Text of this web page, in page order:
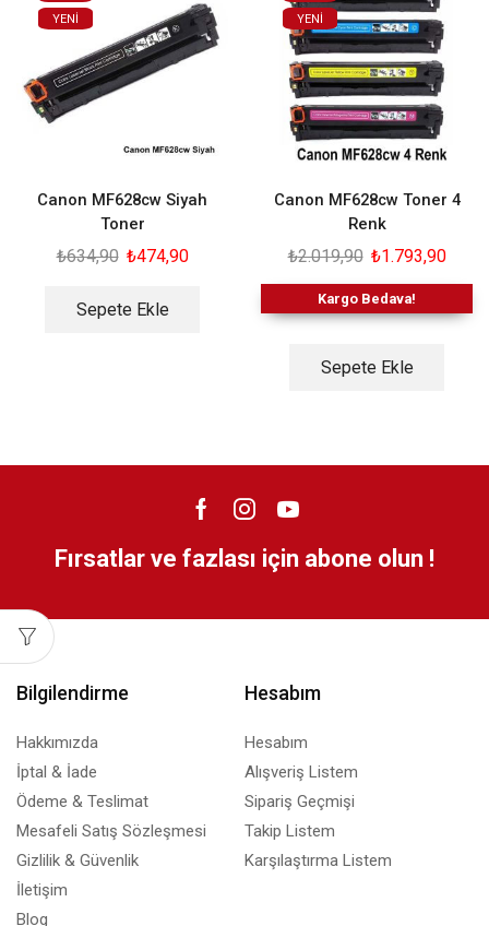
YENI
Canon MF628cw Siyah
Toner
₺634,90 ₺474,90
Sepete Ekle
YENI
Canon MF628cw Toner 4
Renk
₺2.019,90 ₺1.793,90
Kargo Bedava!
Sepete Ekle
Fırsatlar ve fazlası için abone olun !
Bilgilendirme
Hakkımızda
İptal & İade
Ödeme & Teslimat
Mesafeli Satış Sözleşmesi
Gizlilik & Güvenlik
İletişim
Blog
Hesabım
Hesabım
Alışveriş Listem
Sipariş Geçmişi
Takip Listem
Karşılaştırma Listem